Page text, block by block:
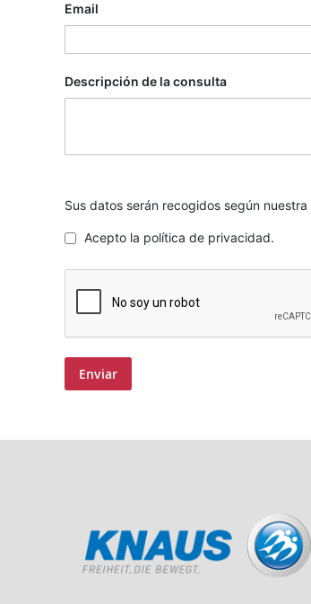
Email
Descripción de la consulta
Sus datos serán recogidos según nuestra
Acepto la política de privacidad.
Enviar